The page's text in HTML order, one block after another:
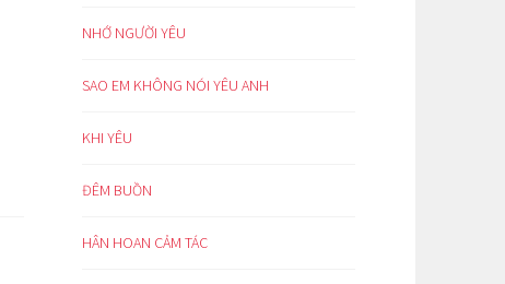
NHỚ NGƯỜI YÊU
SAO EM KHÔNG NÓI YÊU ANH
KHI YÊU
ĐÊM BUỒN
HÂN HOAN CẢM TÁC